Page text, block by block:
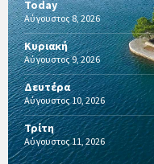
Today
Αύγουστος 8, 2026
Κυριακή
Αύγουστος 9, 2026
Δευτέρα
Αύγουστος 10, 2026
Τρίτη
Αύγουστος 11, 2026